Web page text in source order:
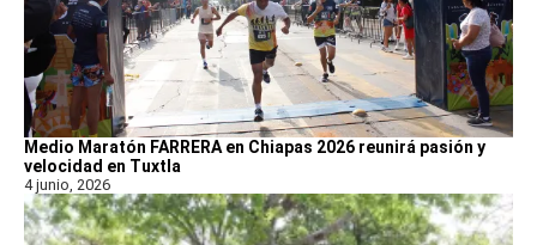
Medio Maratón FARRERA en Chiapas 2026 reunirá pasión y
velocidad en Tuxtla
4 junio, 2026